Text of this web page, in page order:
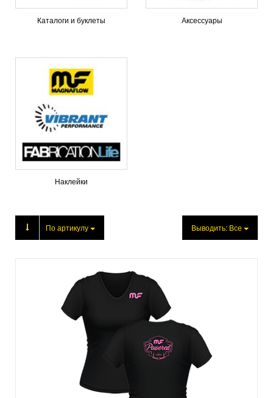
Каталоги и буклеты Аксессуары
Наклейки
Продукция
По артикулу Выводить: Все